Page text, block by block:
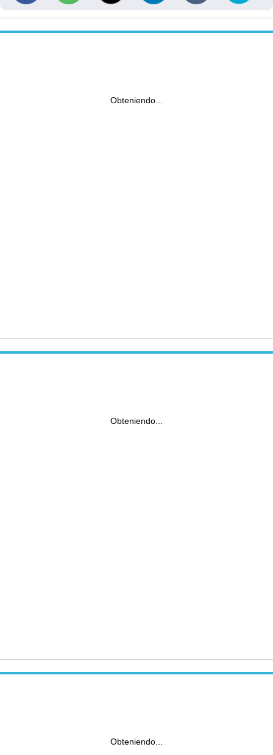
Obteniendo...
Obteniendo...
Obteniendo...